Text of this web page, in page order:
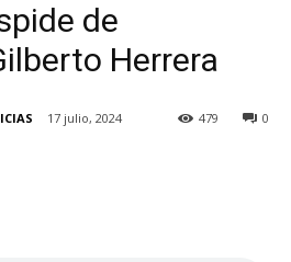
de
Herrera
17 julio, 2024 0
479